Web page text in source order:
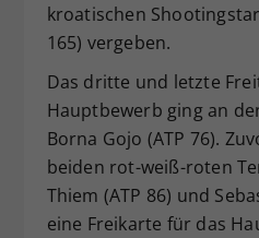
kroatischen
165) vergeben.
Das dritte und letzte
Hauptbewerb ging an
Borna Gojo (ATP 76).
beiden rot-weiß-roten
Thiem (ATP 86) und
eine Freikarte für das